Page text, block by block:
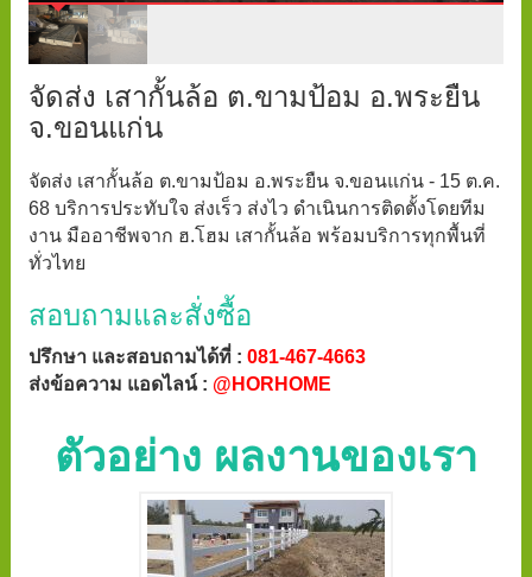
จัดส่ง เสากั้นล้อ ต.ขามป้อม อ.พระยืน
จ.ขอนแก่น
จัดส่ง เสากั้นล้อ ต.ขามป้อม อ.พระยืน จ.ขอนแก่น - 15 ต.ค.
68 บริการประทับใจ ส่งเร็ว ส่งไว ดำเนินการติดตั้งโดยทีม
งาน มืออาชีพจาก ฮ.โฮม เสากั้นล้อ พร้อมบริการทุกพื้นที่
ทั่วไทย
สอบถามและสั่งซื้อ
ปรึกษา และสอบถามได้ที่ : 081-467-4663
ส่งข้อความ แอดไลน์ : @HORHOME
ตัวอย่าง ผลงานของเรา